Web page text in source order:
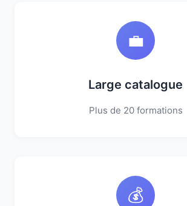
💼
Large catalogue
Plus de 20 formations
💰